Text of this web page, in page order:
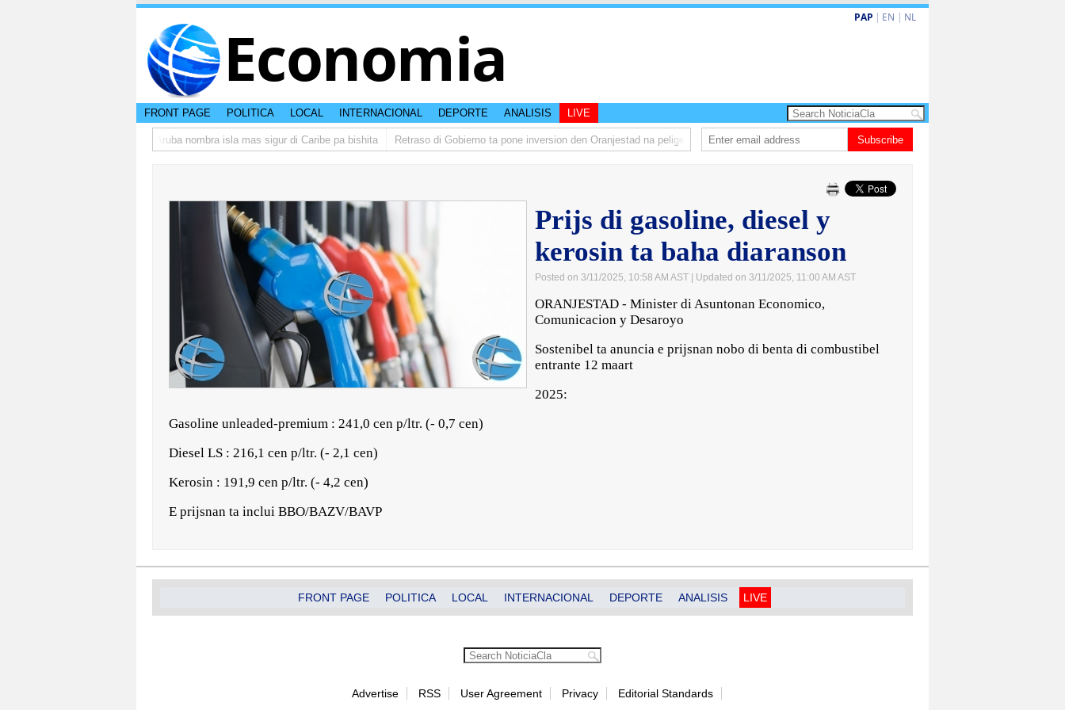
Economia PAP | EN | NL
FRONT PAGE POLITICA LOCAL INTERNACIONAL DEPORTE ANALISIS LIVE
CISI: Aruba nombra isla mas sigur di Caribe pa bishita Retraso di Gobierno ta pone inversion den Oranjestad na peliger Abelardo de la Espriella a huramenta como presidente di Colombia
Subscribe
Prijs di gasoline, diesel y
kerosin ta baha diaranson
Posted on 3/11/2025, 10:58 AM AST | Updated on 3/11/2025, 11:00 AM AST
ORANJESTAD - Minister di Asuntonan Economico,
Comunicacion y Desaroyo
Sostenibel ta anuncia e prijsnan nobo di benta di combustibel
entrante 12 maart
2025:
Gasoline unleaded-premium : 241,0 cen p/ltr. (- 0,7 cen)
Diesel LS : 216,1 cen p/ltr. (- 2,1 cen)
Kerosin : 191,9 cen p/ltr. (- 4,2 cen)
E prijsnan ta inclui BBO/BAZV/BAVP
FRONT PAGE POLITICA LOCAL INTERNACIONAL DEPORTE ANALISIS LIVE
Advertise RSS User Agreement Privacy Editorial Standards